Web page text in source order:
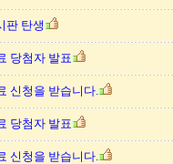
판 탄생
당첨자 발표
신청을 받습니다.
당첨자 발표
신청을 받습니다.